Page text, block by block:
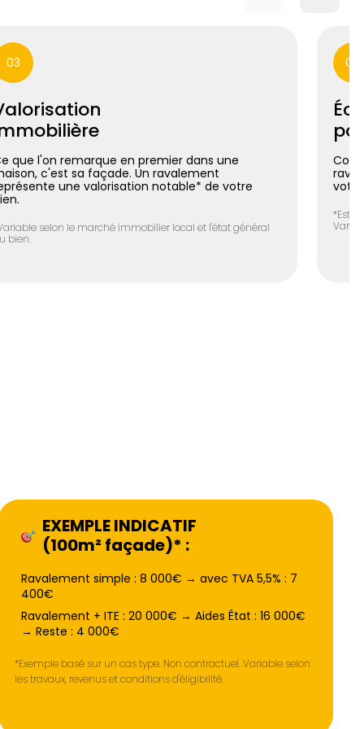
03
que l'on remarque en premier dans une
c'est sa façade. Un ravalement
une valorisation notable* de votre
selon le marché immobilier local et l'état général
bien.
04
EXEMPLE INDICATIF
(100m² façade)* :
Ravalement simple : 8 000€ → avec TVA 5,5% : 7
400€
Ravalement + ITE : 20 000€ → Aides État : 16 000€
→ Reste : 4 000€
*Exemple basé sur un cas type. Non contractuel. Variable selon
les travaux, revenus et conditions d'éligibilité.